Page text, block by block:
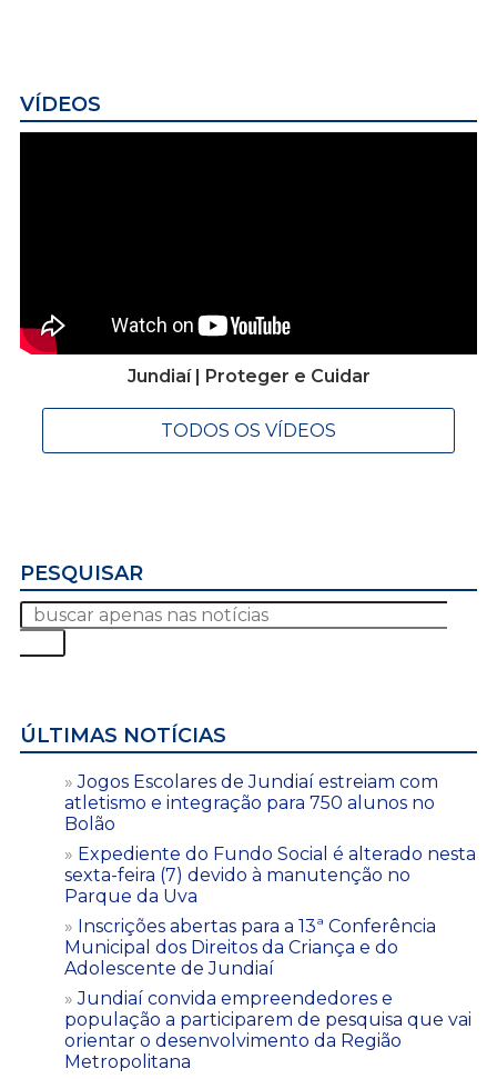
VÍDEOS
Jundiaí | Proteger e Cuidar
TODOS OS VÍDEOS
PESQUISAR
ÚLTIMAS NOTÍCIAS
Jogos Escolares de Jundiaí estreiam com
atletismo e integração para 750 alunos no
Bolão
Expediente do Fundo Social é alterado nesta
sexta-feira (7) devido à manutenção no
Parque da Uva
Inscrições abertas para a 13ª Conferência
Municipal dos Direitos da Criança e do
Adolescente de Jundiaí
Jundiaí convida empreendedores e
população a participarem de pesquisa que vai
orientar o desenvolvimento da Região
Metropolitana